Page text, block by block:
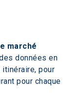
marché
données en
itinéraire, pour
pour chaque